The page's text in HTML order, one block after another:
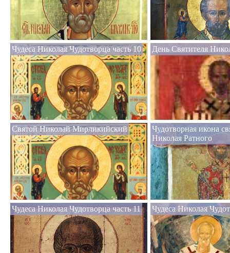
Чудеса Николая Чудотворца часть 10 День Святителя
Святой Николай Мирликийский
Чудотворная икона
Николая Ратного
Чудеса Николая Чудотворца часть 11 Чудеса Николая